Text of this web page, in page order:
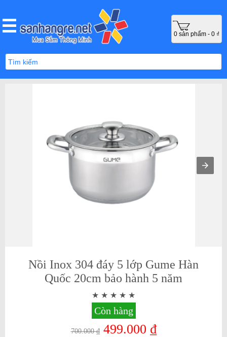
0 sản phẩm - 0 ₫
Nồi Inox 304 đáy 5 lớp Gume Hàn
Quốc 20cm bảo hành 5 năm
Còn hàng
700.000 ₫499.000 ₫